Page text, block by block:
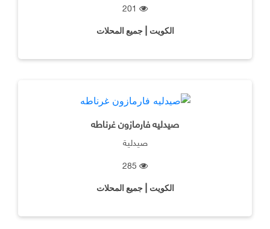
الكويت | جميع المحلات
صيدليه فارمازون غرناطه
صيدلية
الكويت | جميع المحلات